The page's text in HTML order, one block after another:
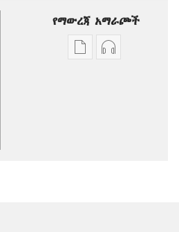
የማውረጃ አማራጮች
የሕትመትኦዲዮዎችን